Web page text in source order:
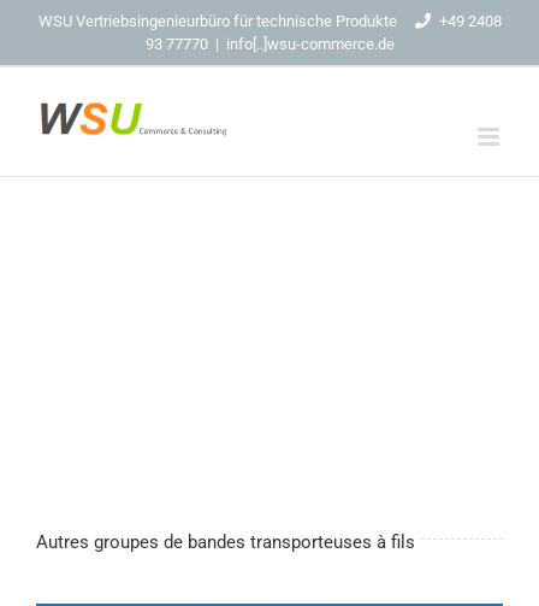
WSU Vertriebsingenieurbüro für technische Produkte
+49 2408
93 77770 | info[..]wsu-commerce.de
Autres groupes de bandes transporteuses à fils